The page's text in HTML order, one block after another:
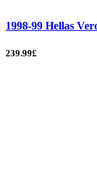
1998-99 Hellas
239.99£